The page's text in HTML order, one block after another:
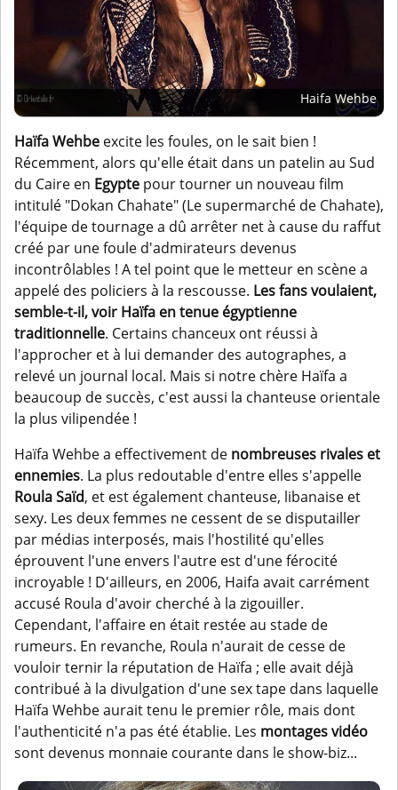
Haifa Wehbe
Haïfa Wehbe excite les foules, on le sait bien !
Récemment, alors qu'elle était dans un patelin au Sud
du Caire en Egypte pour tourner un nouveau film
intitulé "Dokan Chahate" (Le supermarché de Chahate),
l'équipe de tournage a dû arrêter net à cause du raffut
créé par une foule d'admirateurs devenus
incontrôlables ! A tel point que le metteur en scène a
appelé des policiers à la rescousse. Les fans voulaient,
semble-t-il, voir Haïfa en tenue égyptienne
traditionnelle. Certains chanceux ont réussi à
l'approcher et à lui demander des autographes, a
relevé un journal local. Mais si notre chère Haïfa a
beaucoup de succès, c'est aussi la chanteuse orientale
la plus vilipendée !
Haïfa Wehbe a effectivement de nombreuses rivales et
ennemies. La plus redoutable d'entre elles s'appelle
Roula Saïd, et est également chanteuse, libanaise et
sexy. Les deux femmes ne cessent de se disputailler
par médias interposés, mais l'hostilité qu'elles
éprouvent l'une envers l'autre est d'une férocité
incroyable ! D'ailleurs, en 2006, Haifa avait carrément
accusé Roula d'avoir cherché à la zigouiller.
Cependant, l'affaire en était restée au stade de
rumeurs. En revanche, Roula n'aurait de cesse de
vouloir ternir la réputation de Haïfa ; elle avait déjà
contribué à la divulgation d'une sex tape dans laquelle
Haïfa Wehbe aurait tenu le premier rôle, mais dont
l'authenticité n'a pas été établie. Les montages vidéo
sont devenus monnaie courante dans le show-biz...